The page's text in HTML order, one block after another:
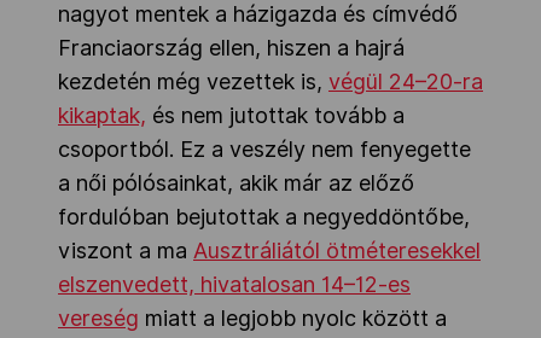
nagyot mentek a házigazda és címvédő
Franciaország ellen, hiszen a hajrá
kezdetén még vezettek is, végül 24–20-ra
kikaptak, és nem jutottak tovább a
csoportból. Ez a veszély nem fenyegette
a női pólósainkat, akik már az előző
fordulóban bejutottak a negyeddöntőbe,
viszont a ma Ausztráliától ötméteresekkel
elszenvedett, hivatalosan 14–12-es
vereség miatt a legjobb nyolc között a